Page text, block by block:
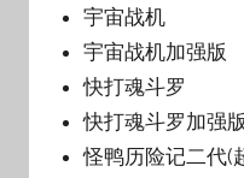
宇宙战机
宇宙战机加强版
快打魂斗罗
快打魂斗罗加强版
怪鸭历险记二代(